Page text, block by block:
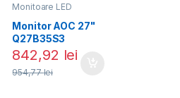
Monitoare LED
Monitor AOC 27"
Q27B35S3
842,92 lei
954,77lei